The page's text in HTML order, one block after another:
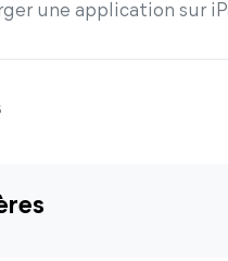
une application sur